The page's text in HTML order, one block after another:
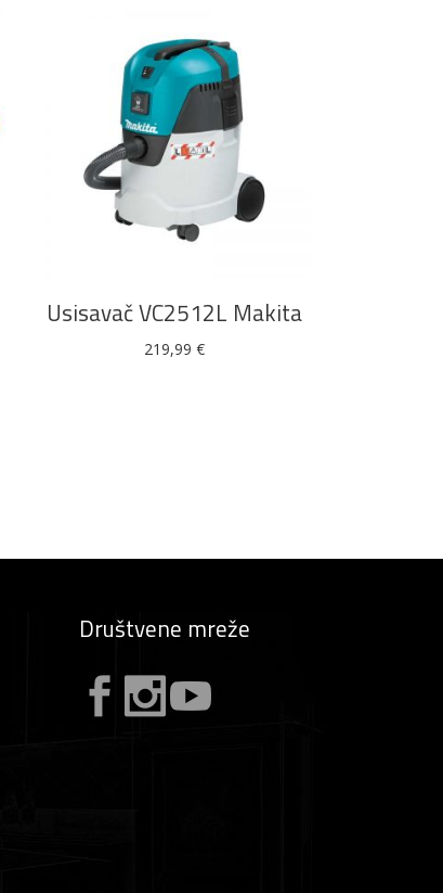
DODAJ U KOŠARICU
Usisavač VC2512L Makita
219,99 €
Društvene mreže